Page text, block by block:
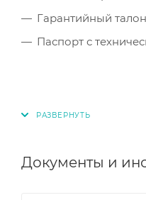
Гарантийный талон
Паспорт с
Документы и